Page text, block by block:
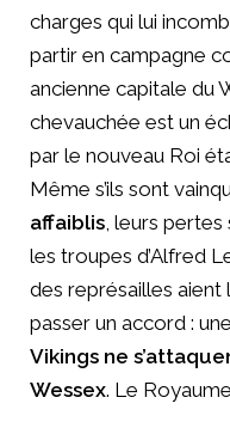
charges qui lui
partir en campagne
ancienne capitale du
chevauchée est un
par le nouveau Roi
Même s’ils sont
affaiblis, leurs pertes
les troupes d’Alfred
des représailles aient
passer un accord :
Vikings ne
Wessex. Le